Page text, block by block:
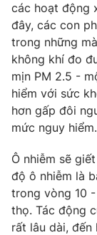
Cơ quan báo chí:
Giấy phép hoạt
cấp ngày 29/12/
Tổng Biên tập:
Phó Tổng Biên
Nguyễn Trọng
Tổng đài VTV:
Ðiện thoại Thời
Email:
Liên hệ quảng
các hoạt động
đây, các con
trong những
không khí đo
mịn PM 2.5 -
hiểm với sức
hơn gấp đôi
mức nguy hiểm.
Ô nhiễm sẽ
độ ô nhiễm là
trong vòng 10
thọ. Tác động
rất lâu dài, đến